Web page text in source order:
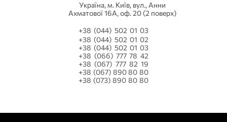
Українa, м. Київ, вул., Анни
Ахматової 16А, оф. 20 (2 поверх)
+38 (044) 502 01 03
+38 (044) 502 01 02
+38 (044) 502 01 03
+38 (066) 777 78 42
+38 (067) 777 82 19
+38 (067) 890 80 80
+38 (073) 890 80 80